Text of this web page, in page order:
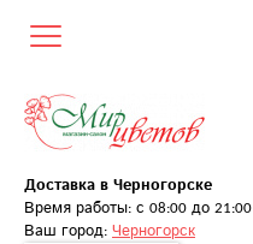
Доставка в Черногорске
Время работы: с 08:00 до 21:00
Ваш город: Черногорск